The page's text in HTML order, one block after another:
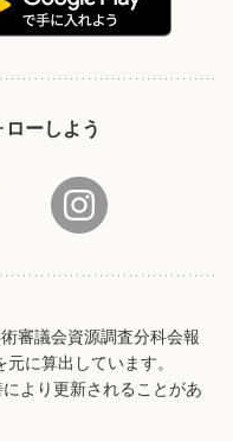
ーしよう
審議会資源調査分科会報
に算出しています。
より更新されることがあ